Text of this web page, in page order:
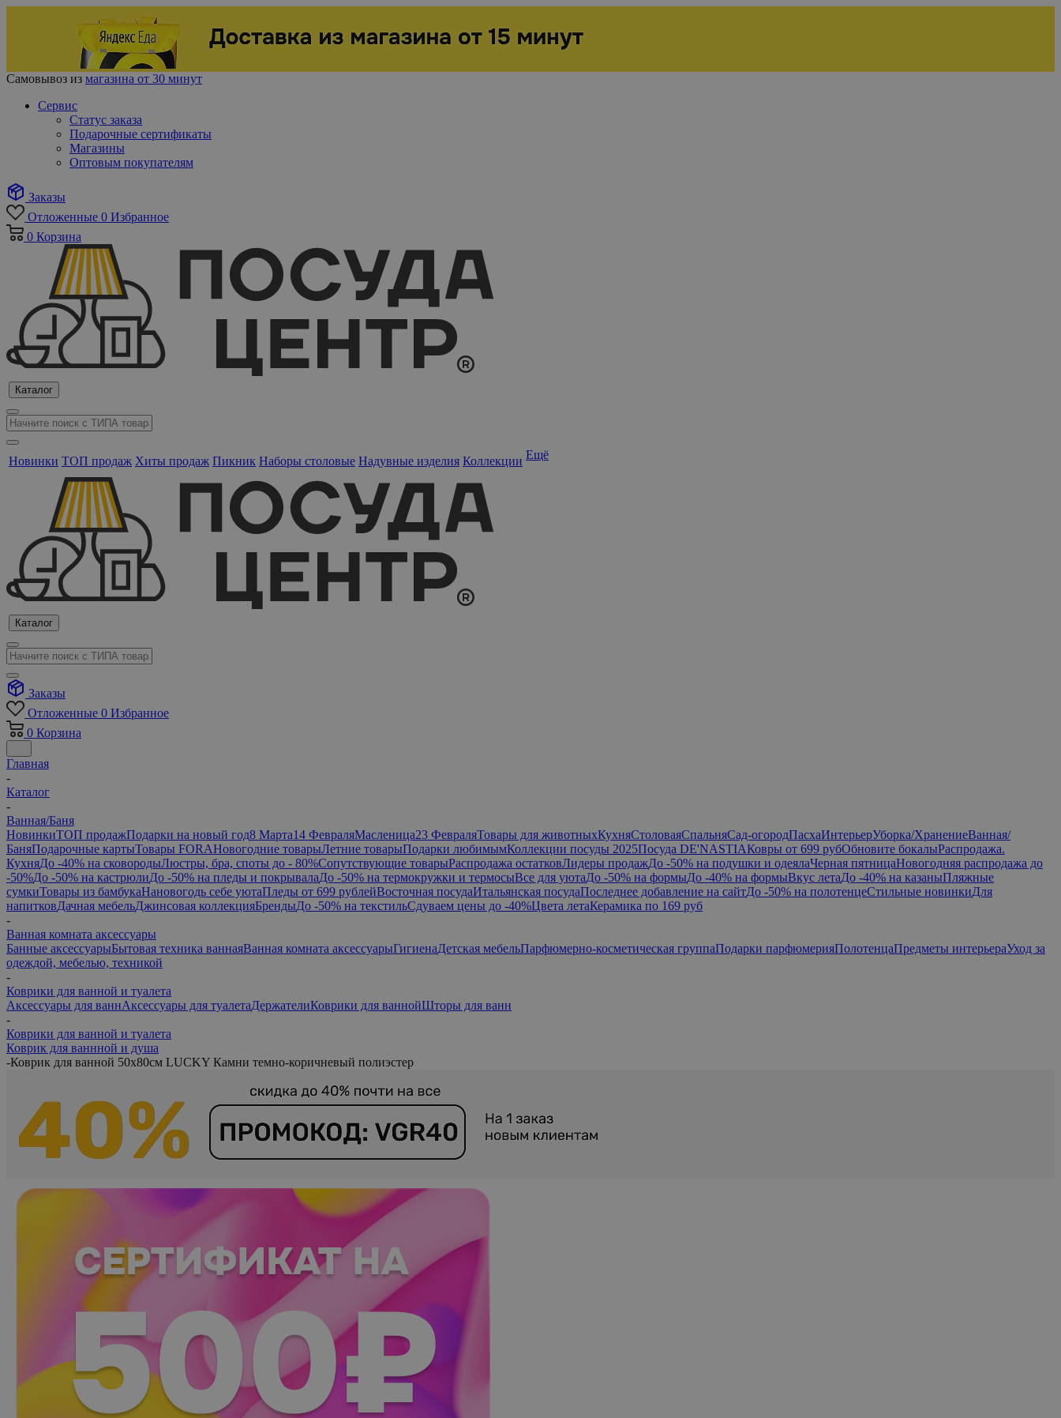
Самовывоз из магазина от 30 минут
Сервис
Статус заказа
Подарочные сертификаты
Магазины
Оптовым покупателям
Заказы
Отложенные 0 Избранное
0 Корзина
Каталог
Новинки ТОП продаж Хиты продаж Пикник Наборы столовые Надувные изделия Коллекции Ещё
Каталог
Заказы
Отложенные 0 Избранное
0 Корзина
Главная
-
Каталог
-
Ванная/Баня
НовинкиТОП продажПодарки на новый год8 Марта14 ФевраляМасленица23 ФевраляТовары для животныхКухняСтоловаяСпальняСад-огородПасхаИнтерьерУборка/ХранениеВанная/
БаняПодарочные картыТовары FORAНовогодние товарыЛетние товарыПодарки любимымКоллекции посуды 2025Посуда DE'NASTIAКовры от 699 рубОбновите бокалыРаспродажа.
КухняДо -40% на сковородыЛюстры, бра, споты до - 80%Сопутствующие товарыРаспродажа остатковЛидеры продажДо -50% на подушки и одеялаЧерная пятницаНовогодняя распродажа до
-50%До -50% на кастрюлиДо -50% на пледы и покрывалаДо -50% на термокружки и термосыВсе для уютаДо -50% на формыДо -40% на формыВкус летаДо -40% на казаныПляжные
сумкиТовары из бамбукаНановогодь себе уютаПледы от 699 рублейВосточная посудаИтальянская посудаПоследнее добавление на сайтДо -50% на полотенцеСтильные новинкиДля
напитковДачная мебельДжинсовая коллекцияБрендыДо -50% на текстильСдуваем цены до -40%Цвета летаКерамика по 169 руб
-
Ванная комната аксессуары
Банные аксессуарыБытовая техника ваннаяВанная комната аксессуарыГигиенаДетская мебельПарфюмерно-косметическая группаПодарки парфюмерияПолотенцаПредметы интерьераУход за
одеждой, мебелью, техникой
-
Коврики для ванной и туалета
Аксессуары для ваннАксессуары для туалетаДержателиКоврики для ваннойШторы для ванн
-
Коврики для ванной и туалета
Коврик для ваннной и душа
-Коврик для ванной 50х80см LUCKY Камни темно-коричневый полиэстер